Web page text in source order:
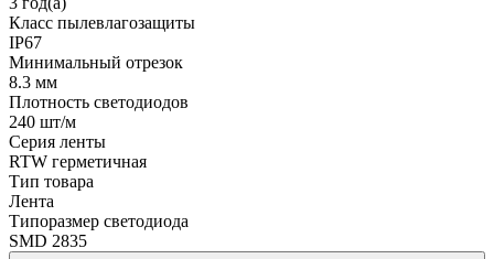
Класс пылевлагозащиты
IP67
Минимальный отрезок
8.3 мм
Плотность светодиодов
240 шт/м
Серия ленты
RTW герметичная
Тип товара
Лента
Типоразмер светодиода
SMD 2835